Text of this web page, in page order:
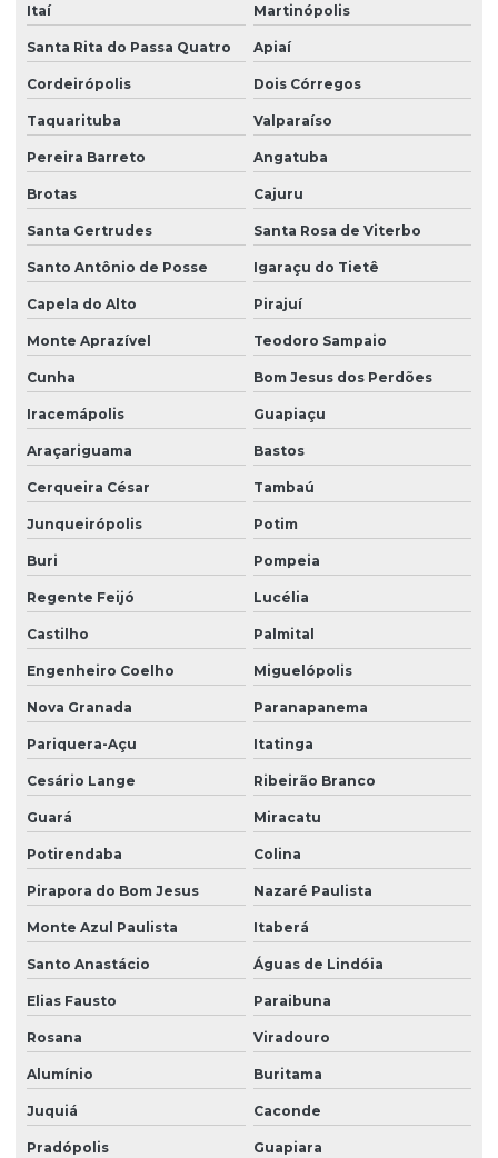
Itaí Martinópolis
Santa Rita do Passa Quatro Apiaí
Cordeirópolis Dois Córregos
Taquarituba Valparaíso
Pereira Barreto Angatuba
Brotas Cajuru
Santa Gertrudes Santa Rosa de Viterbo
Santo Antônio de Posse Igaraçu do Tietê
Capela do Alto Pirajuí
Monte Aprazível Teodoro Sampaio
Cunha Bom Jesus dos Perdões
Iracemápolis Guapiaçu
Araçariguama Bastos
Cerqueira César Tambaú
Junqueirópolis Potim
Buri Pompeia
Regente Feijó Lucélia
Castilho Palmital
Engenheiro Coelho Miguelópolis
Nova Granada Paranapanema
Pariquera-Açu Itatinga
Cesário Lange Ribeirão Branco
Guará Miracatu
Potirendaba Colina
Pirapora do Bom Jesus Nazaré Paulista
Monte Azul Paulista Itaberá
Santo Anastácio Águas de Lindóia
Elias Fausto Paraibuna
Rosana Viradouro
Alumínio Buritama
Juquiá Caconde
Pradópolis Guapiara